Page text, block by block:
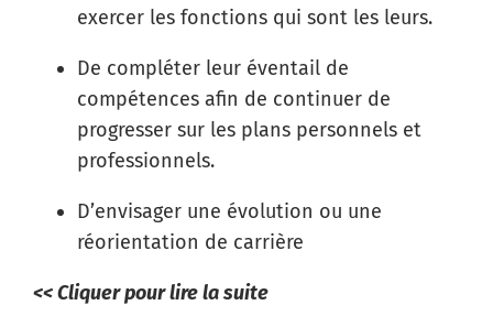
exercer les fonctions qui sont les leurs.
De compléter leur éventail de
compétences afin de continuer de
progresser sur les plans personnels et
professionnels.
D’envisager une évolution ou une
réorientation de carrière
<< Cliquer pour lire la suite